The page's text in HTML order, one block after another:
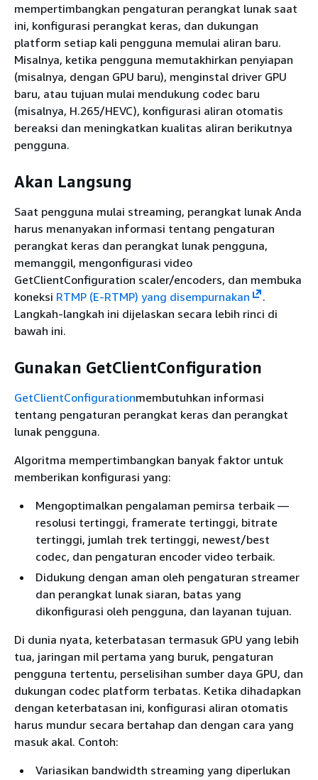
mempertimbangkan pengaturan perangkat lunak saat
ini, konfigurasi perangkat keras, dan dukungan
platform setiap kali pengguna memulai aliran baru.
Misalnya, ketika pengguna memutakhirkan penyiapan
(misalnya, dengan GPU baru), menginstal driver GPU
baru, atau tujuan mulai mendukung codec baru
(misalnya, H.265/HEVC), konfigurasi aliran otomatis
bereaksi dan meningkatkan kualitas aliran berikutnya
pengguna.
Akan Langsung
Saat pengguna mulai streaming, perangkat lunak Anda
harus menanyakan informasi tentang pengaturan
perangkat keras dan perangkat lunak pengguna,
memanggil, mengonfigurasi video
GetClientConfiguration scaler/encoders, dan membuka
koneksi RTMP (E-RTMP) yang disempurnakan
.
Langkah-langkah ini dijelaskan secara lebih rinci di
bawah ini.
Gunakan GetClientConfiguration
GetClientConfigurationmembutuhkan informasi
tentang pengaturan perangkat keras dan perangkat
lunak pengguna.
Algoritma mempertimbangkan banyak faktor untuk
memberikan konfigurasi yang:
Mengoptimalkan pengalaman pemirsa terbaik —
resolusi tertinggi, framerate tertinggi, bitrate
tertinggi, jumlah trek tertinggi, newest/best
codec, dan pengaturan encoder video terbaik.
Didukung dengan aman oleh pengaturan streamer
dan perangkat lunak siaran, batas yang
dikonfigurasi oleh pengguna, dan layanan tujuan.
Di dunia nyata, keterbatasan termasuk GPU yang lebih
tua, jaringan mil pertama yang buruk, pengaturan
pengguna tertentu, perselisihan sumber daya GPU, dan
dukungan codec platform terbatas. Ketika dihadapkan
dengan keterbatasan ini, konfigurasi aliran otomatis
harus mundur secara bertahap dan dengan cara yang
masuk akal. Contoh:
Variasikan bandwidth streaming yang diperlukan